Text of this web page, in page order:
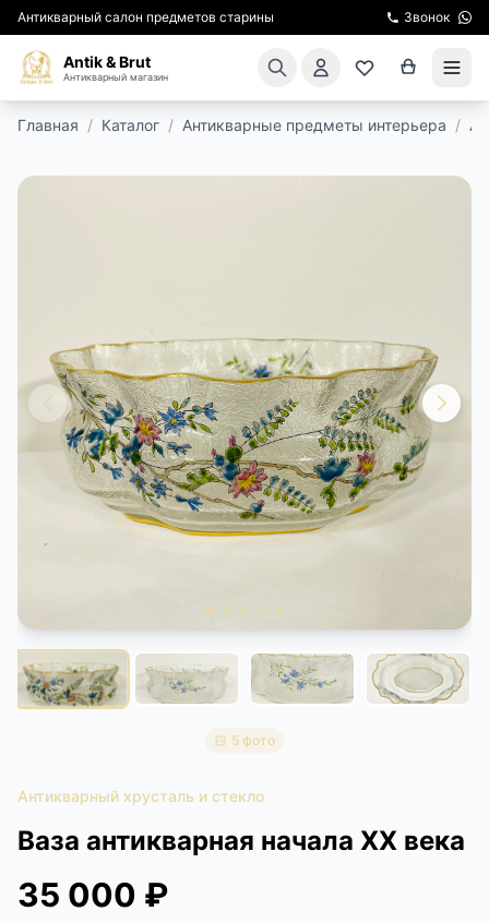
Антикварный салон предметов старины Звонок
Antik & Brut
Антикварный магазин
ЭКСКУРСИИ
РЕСТАВРАЦИЯ
КУРСЫ ПО РЕСТАВРАЦИИ
КОНТАКТЫ
Главная / Каталог / Антикварные предметы интерьера /
5 фото
Антикварный хрусталь и стекло
Ваза антикварная начала XX века
35 000 ₽